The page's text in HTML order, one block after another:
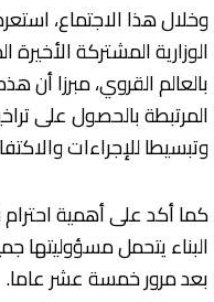
وخلال هذا الاجتماع،
الوزارية المشتركة
بالعالم القروي، مبرزا أن
المرتبطة بالحصول على
وتبسيطا للإجراءات
كما أكد على أهمية احترام
البناء يتحمل مسؤوليتها
بعد مرور خمسة عشر عاما.